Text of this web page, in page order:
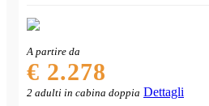
A partire da
€ 2.278
2 adulti in cabina doppia Dettagli